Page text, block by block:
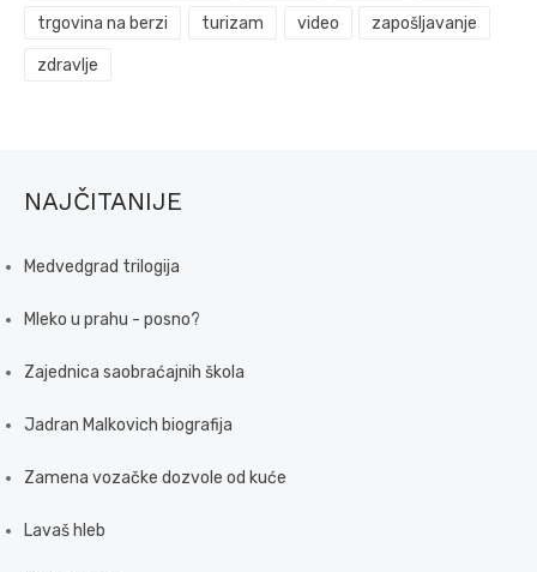
trgovina na berzi turizam video zapošljavanje
zdravlje
NAJČITANIJE
Medvedgrad trilogija
Mleko u prahu - posno?
Zajednica saobraćajnih škola
Jadran Malkovich biografija
Zamena vozačke dozvole od kuće
Lavaš hleb